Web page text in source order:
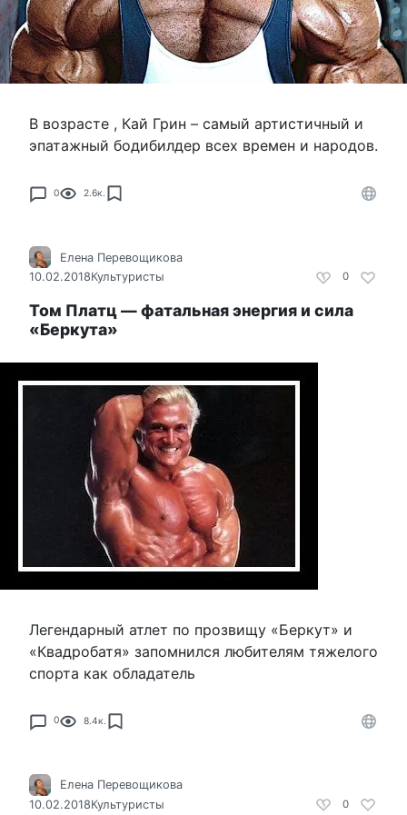
В возрасте , Кай Грин – самый артистичный и
эпатажный бодибилдер всех времен и народов.
0 2.6к.
0
Елена Перевощикова
10.02.2018Культуристы
Том Платц — фатальная энергия и сила
«Беркута»
Легендарный атлет по прозвищу «Беркут» и
«Квадробатя» запомнился любителям тяжелого
спорта как обладатель
0 8.4к.
0
Елена Перевощикова
10.02.2018Культуристы